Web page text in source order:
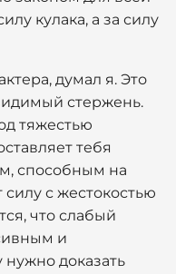
кулака, а за силу
думал я. Это
стержень.
тяжестью
тебя
способным на
с жестокостью
что слабый
и
доказать